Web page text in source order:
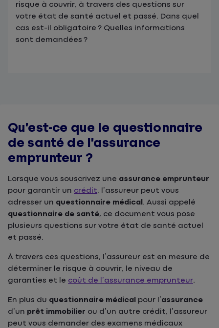
risque à couvrir, à travers des questions sur
votre état de santé actuel et passé. Dans quel
cas est-il obligatoire ? Quelles informations
sont demandées ?
Qu’est-ce que le questionnaire
de santé de l’assurance
emprunteur ?
Lorsque vous souscrivez une assurance emprunteur
pour garantir un crédit, l’assureur peut vous
adresser un questionnaire médical . Aussi appelé
questionnaire de santé, ce document vous pose
plusieurs questions sur votre état de santé actuel
et passé.
À travers ces questions, l’assureur est en mesure de
déterminer le risque à couvrir, le niveau de
garanties et le coût de l’assurance emprunteur.
En plus du questionnaire médical pour l’assurance
d’un prêt immobilier ou d’un autre crédit, l’assureur
peut vous demander des examens médicaux